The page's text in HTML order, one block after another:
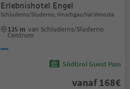
Erlebnishotel Engel
Schluderns/Sluderno, Vinschgau/Val Venosta
125 m van Schluderns/Sluderno
Centrum
Südtirol Guest Pass
vanaf 168€